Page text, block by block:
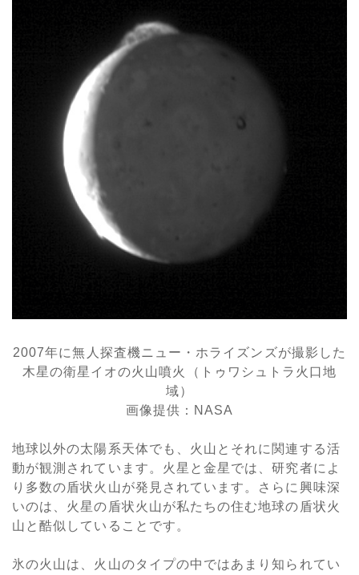
2007年に無人探査機ニュー・ホライズンズが撮影した
木星の衛星イオの火山噴火（トゥワシュトラ火口地
域）
画像提供：NASA
地球以外の太陽系天体でも、火山とそれに関連する活
動が観測されています。火星と金星では、研究者によ
り多数の盾状火山が発見されています。さらに興味深
いのは、火星の盾状火山が私たちの住む地球の盾状火
山と酷似していることです。
氷の火山は、火山のタイプの中ではあまり知られてい